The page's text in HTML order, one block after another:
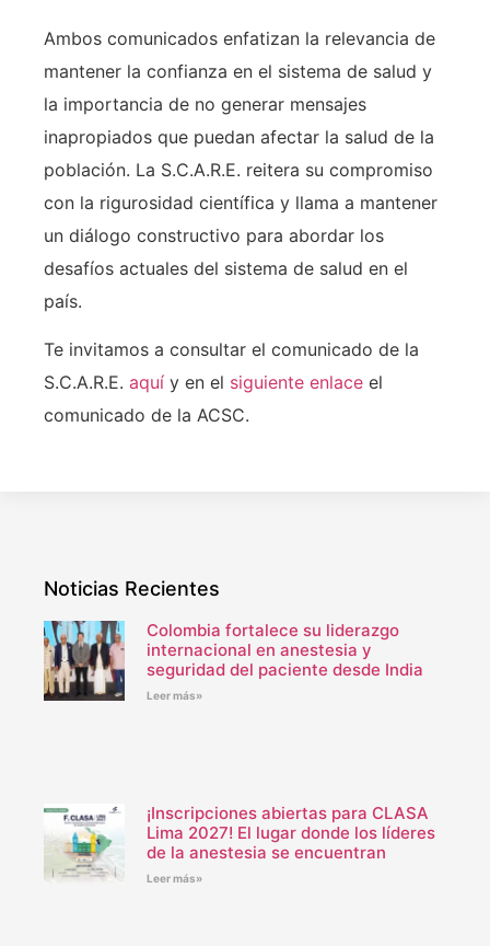
Ambos comunicados enfatizan la relevancia de
mantener la confianza en el sistema de salud y
la importancia de no generar mensajes
inapropiados que puedan afectar la salud de la
población. La S.C.A.R.E. reitera su compromiso
con la rigurosidad científica y llama a mantener
un diálogo constructivo para abordar los
desafíos actuales del sistema de salud en el
país.
Te invitamos a consultar el comunicado de la
S.C.A.R.E. aquí y en el siguiente enlace el
comunicado de la ACSC.
Noticias Recientes
Colombia fortalece su liderazgo
internacional en anestesia y
seguridad del paciente desde India
Leer más»
¡Inscripciones abiertas para CLASA
Lima 2027! El lugar donde los líderes
de la anestesia se encuentran
Leer más»